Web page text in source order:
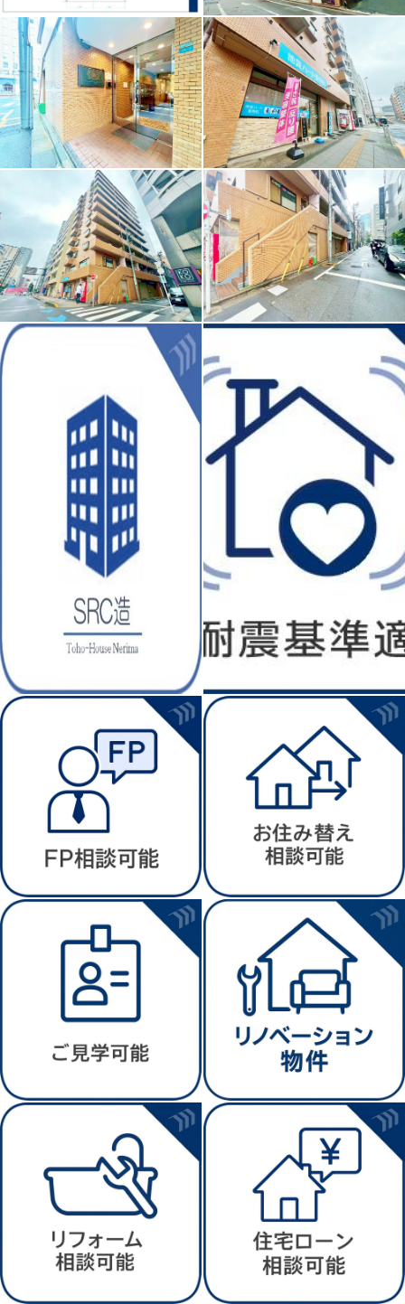
住空間を創造するかの様に荒々しくも繊細さを忘れない見事
なコントラストが、住むほどに魅力の深みへと誰しもを誘い
ます。「静」と「動」「暗」と「明」を見事に具現化した幻
想的なマテリアルを是非ご堪能下さい。
鉄骨と鉄筋コンクリートで造られているため、頑丈で耐震性
や耐火性だけではなく、防音性も優れています。また、耐用
年数が長いので資産価値も高いです。